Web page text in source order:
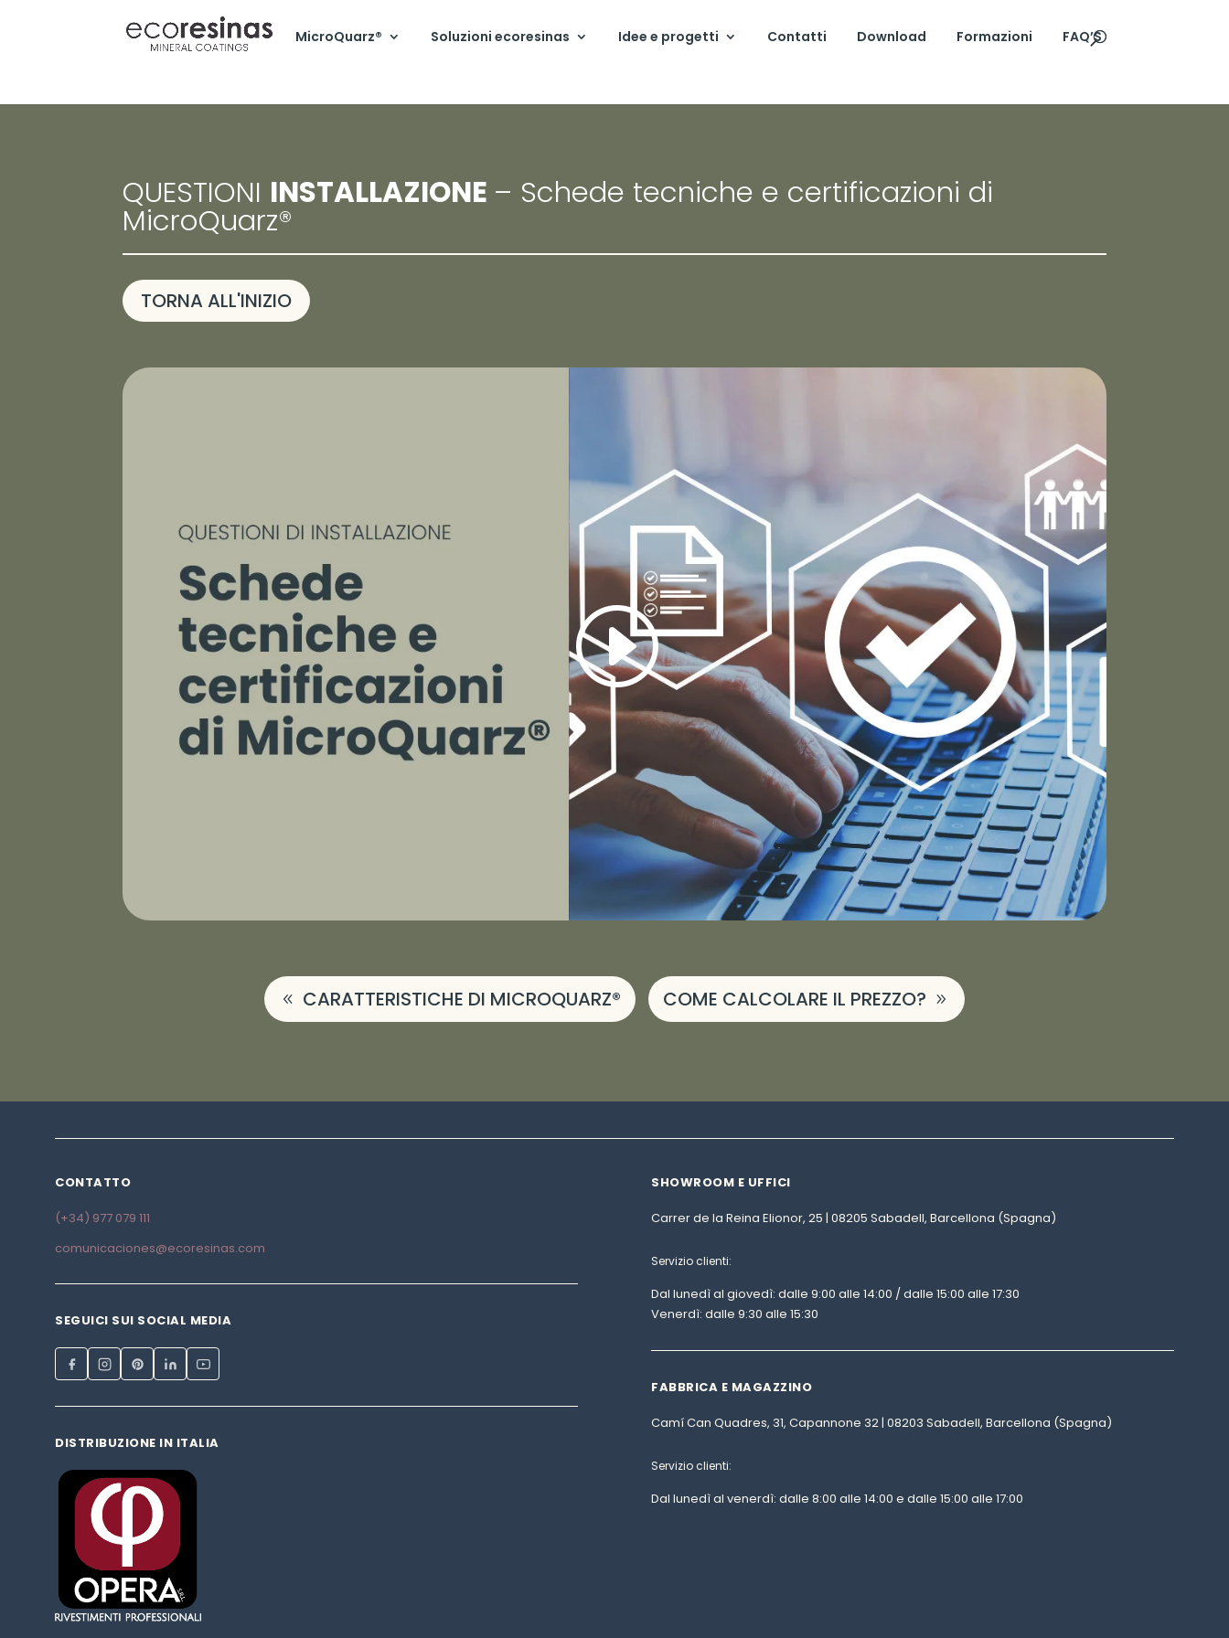
MicroQuarz® Soluzioni ecoresinas Idee e progetti Contatti Download Formazioni FAQ’S
QUESTIONI INSTALLAZIONE – Schede tecniche e certificazioni di
MicroQuarz®
TORNA ALL'INIZIO
CARATTERISTICHE DI MICROQUARZ® COME CALCOLARE IL PREZZO?
CONTATTO
(+34) 977 079 111
comunicaciones@ecoresinas.com
SEGUICI SUI SOCIAL MEDIA
DISTRIBUZIONE IN ITALIA
SHOWROOM E UFFICI
Carrer de la Reina Elionor, 25 | 08205 Sabadell, Barcellona (Spagna)
Servizio clienti:
Dal lunedì al giovedì: dalle 9:00 alle 14:00 / dalle 15:00 alle 17:30
Venerdì: dalle 9:30 alle 15:30
FABBRICA E MAGAZZINO
Camí Can Quadres, 31, Capannone 32 | 08203 Sabadell, Barcellona (Spagna)
Servizio clienti:
Dal lunedì al venerdì: dalle 8:00 alle 14:00 e dalle 15:00 alle 17:00